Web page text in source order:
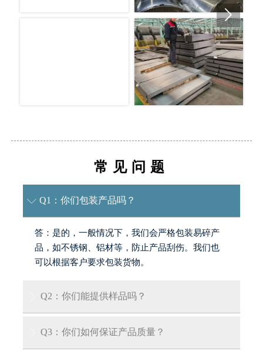

常见问题
 Q1：你们包装产品吗？
答：是的，一般情况下，我们会严格包装易碎产
品，如不锈钢、铝材等，防止产品刮伤。我们也
可以根据客户要求包装货物。
Q2：你们能提供样品吗？
答：是的，我们可以提供免费样品，但客户需承
Q3：你们如何保证产品质量？